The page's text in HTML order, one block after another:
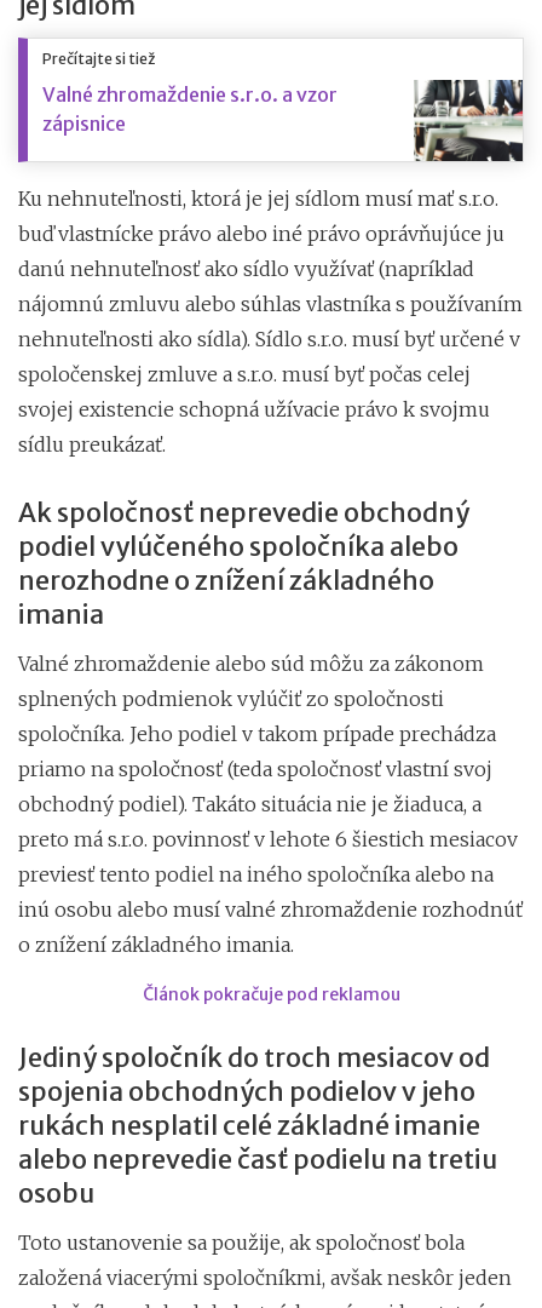
Prečítajte si tiež
Valné zhromaždenie s.r.o. a vzor
zápisnice
Ku nehnuteľnosti, ktorá je jej sídlom musí mať s.r.o.
buď vlastnícke právo alebo iné právo oprávňujúce ju
danú nehnuteľnosť ako sídlo využívať (napríklad
nájomnú zmluvu alebo súhlas vlastníka s používaním
nehnuteľnosti ako sídla). Sídlo s.r.o. musí byť určené v
spoločenskej zmluve a s.r.o. musí byť počas celej
svojej existencie schopná užívacie právo k svojmu
sídlu preukázať.
Ak spoločnosť neprevedie obchodný
podiel vylúčeného spoločníka alebo
nerozhodne o znížení základného
imania
Valné zhromaždenie alebo súd môžu za zákonom
splnených podmienok vylúčiť zo spoločnosti
spoločníka. Jeho podiel v takom prípade prechádza
priamo na spoločnosť (teda spoločnosť vlastní svoj
obchodný podiel). Takáto situácia nie je žiaduca, a
preto má s.r.o. povinnosť v lehote 6 šiestich mesiacov
previesť tento podiel na iného spoločníka alebo na
inú osobu alebo musí valné zhromaždenie rozhodnúť
o znížení základného imania.
Článok pokračuje pod reklamou
Jediný spoločník do troch mesiacov od
spojenia obchodných podielov v jeho
rukách nesplatil celé základné imanie
alebo neprevedie časť podielu na tretiu
osobu
Toto ustanovenie sa použije, ak spoločnosť bola
založená viacerými spoločníkmi, avšak neskôr jeden